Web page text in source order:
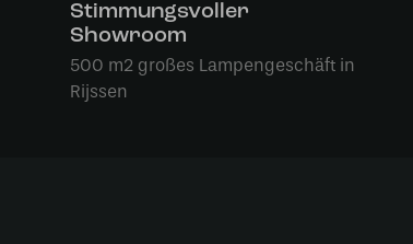
Stimmungsvoller
Showroom
500 m2 großes Lampengeschäft in
Rijssen